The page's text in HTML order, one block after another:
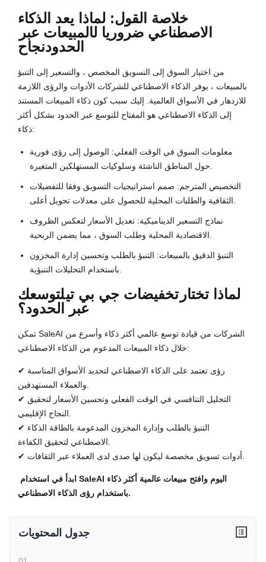
خلاصة القول: لماذا يعد الذكاء
الاصطناعي ضروريا لالمبيعات عبر
الحدودنجاح
من اختيار السوق إلى التسويق المخصص ، والتسعير إلى التنبؤ
بالمبيعات ، يوفر الذكاء الاصطناعي للشركات الأدوات والرؤى اللازمة
للازدهار في الأسواق العالمية. إليك سبب كون ذكاء المبيعات المستند
إلى الذكاء الاصطناعي هو المفتاح للتوسع عبر الحدود بشكل أكثر
ذكاء:
معلومات السوق في الوقت الفعلي: الوصول إلى رؤى فورية
حول المناطق الناشئة وسلوكيات المستهلكين المتغيرة.
التخصيص المترجم: صمم استراتيجيات التسويق وفقا للتفضيلات
الثقافية والطلبات المحلية للحصول على معدلات تحويل أعلى.
نماذج التسعير الديناميكية: تعديل الأسعار لتعكس الظروف
الاقتصادية المحلية وطلب السوق ، مما يضمن الربحية.
التنبؤ الدقيق بالمبيعات: التنبؤ بالطلب وتحسين إدارة المخزون
باستخدام التحليلات التنبؤية.
لماذا تختار تخفيضات جي بي تيلتوسعك
عبر الحدود؟
تمكن SaleAI الشركات من قيادة توسع عالمي أكثر ذكاء وأسرع من
خلال ذكاء المبيعات المدعوم من الذكاء الاصطناعي:
✔ رؤى تعتمد على الذكاء الاصطناعي لتحديد الأسواق المناسبة
والعملاء المستهدفين.
✔ التحليل التنافسي في الوقت الفعلي وتحسين الأسعار لتحقيق
النجاح الإقليمي.
✔ التنبؤ بالطلب وإدارة المخزون المدعومة بالطاقة الذكاء
الاصطناعي لتحقيق الكفاءة.
✔ أدوات تسويق مخصصة ليكون لها صدى لدى العملاء عبر الثقافات.
ابدأ في استخدام SaleAI اليوم وافتح مبيعات عالمية أكثر ذكاء
باستخدام رؤى الذكاء الاصطناعي.
جدول المحتويات